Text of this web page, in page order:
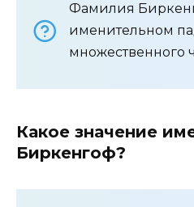
Фамилия
именительном
множественного
Какое значение
Биркенгоф?